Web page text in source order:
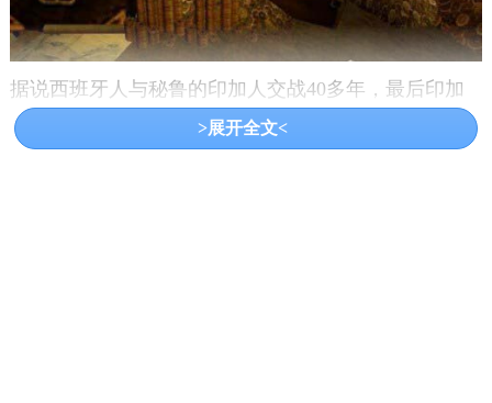
据说西班牙人与秘鲁的印加人交战40多年，最后印加
人败走的时候，带走了他们巨大的黄金宝藏。一直有
人在寻找这些黄金，但是从来没有被找到过，让它几
>展开全文<